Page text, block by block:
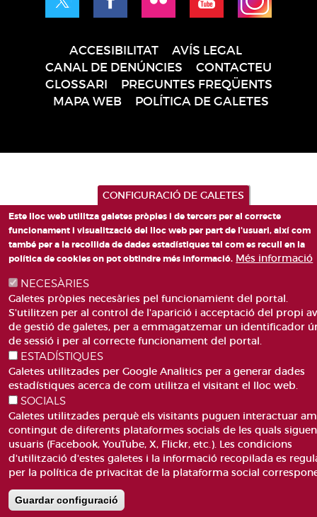
página
ACCESIBILITAT
AVÍS LEGAL
CANAL DE DENÚNCIES
CONTACTEU
GLOSSARI
PREGUNTES FREQÜENTS
MAPA WEB
POLÍTICA DE GALETES
CONFIGURACIÓ DE GALETES
Este lloc web utilitza galetes pròpies i de tercers per al correcte
funcionament i visualització del lloc web per part de l'usuari, així com
també per a la recollida de dades estadístiques tal com es recull en la
política de cookies on pot obtindre més informació. Més informació
NECESÀRIES
Galetes pròpies necesàries pel funcionamient del portal.
S'utilitzen per al control de l'aparició i acceptació del propi
de gestió de galetes, per a emmagatzemar un identificador
de sessió i per al correcte funcionament del portal.
ESTADÍSTIQUES
Galetes utilitzades per Google Analitics per a generar dades
estadístiques acerca de com utilitza el visitant el lloc web.
SOCIALS
Galetes utilitzades perquè els visitants puguen interactuar
contingut de diferents plataformes socials de les quals siguen
usuaris (Facebook, YouTube, X, Flickr, etc.). Les condicions
d'utilització d'estes galetes i la informació recopilada es
per la política de privacitat de la plataforma social
Guardar configuració